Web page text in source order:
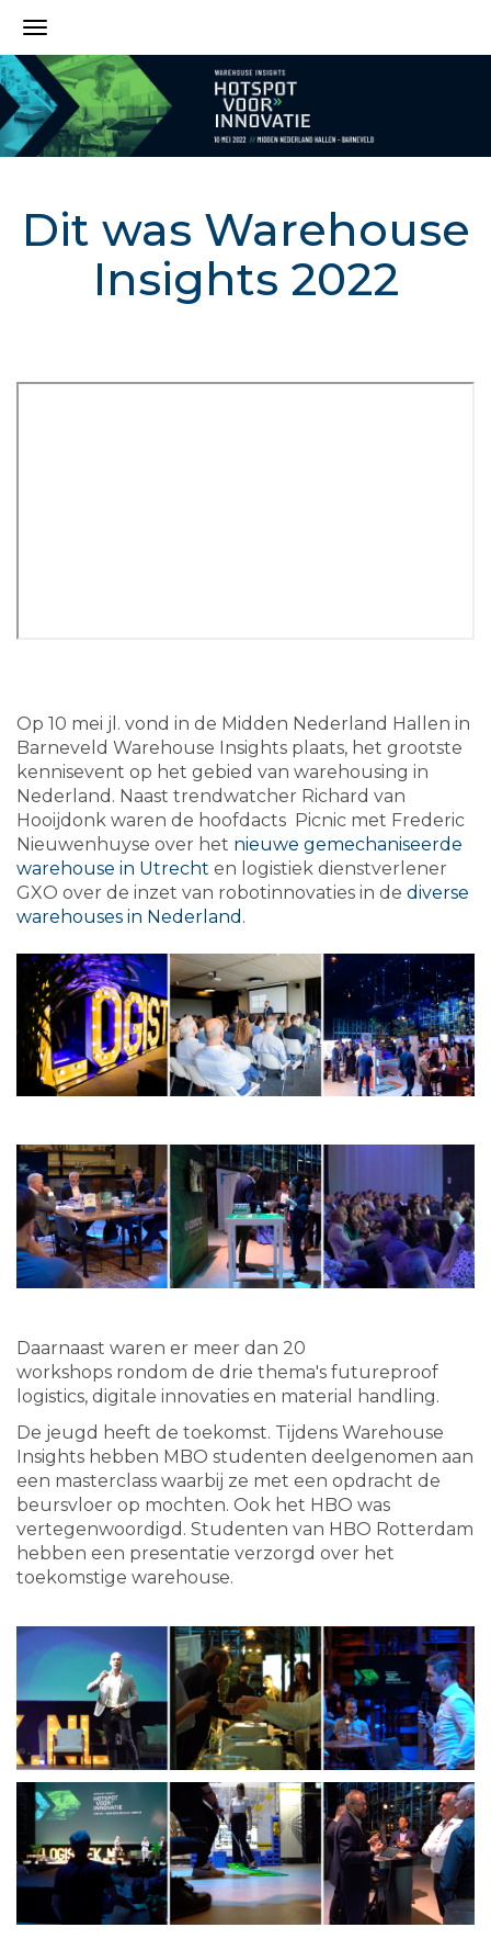
Dit was Warehouse
Insights 2022
Op 10 mei jl. vond in de Midden Nederland Hallen in
Barneveld Warehouse Insights plaats, het grootste
kennisevent op het gebied van warehousing in
Nederland. Naast trendwatcher Richard van
Hooijdonk waren de hoofdacts Picnic met Frederic
Nieuwenhuyse over het nieuwe gemechaniseerde
warehouse in Utrecht en logistiek dienstverlener
GXO over de inzet van robotinnovaties in de diverse
warehouses in Nederland .
Daarnaast waren er meer dan 20
workshops rondom de drie thema's futureproof
logistics, digitale innovaties en material handling.
De jeugd heeft de toekomst. Tijdens Warehouse
Insights hebben MBO studenten deelgenomen aan
een masterclass waarbij ze met een opdracht de
beursvloer op mochten. Ook het HBO was
vertegenwoordigd. Studenten van HBO Rotterdam
hebben een presentatie verzorgd over het
toekomstige warehouse.